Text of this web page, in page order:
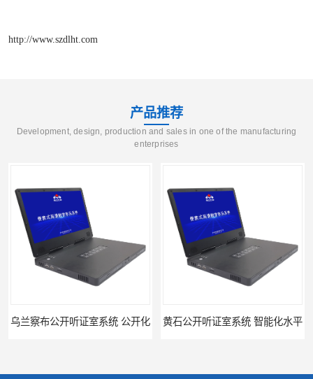
http://www.szdlht.com
产品推荐
Development, design, production and sales in one of the manufacturing
enterprises
乌兰察布公开听证室系统 公开化 黄石公开听证室系统 智能化水平